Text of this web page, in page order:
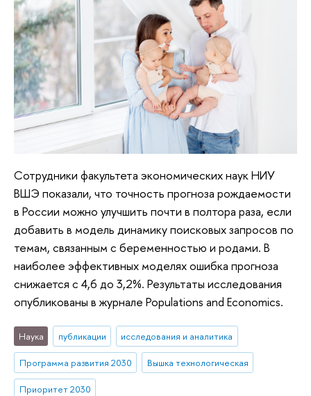
Сотрудники факультета экономических наук НИУ
ВШЭ показали, что точность прогноза рождаемости
в России можно улучшить почти в полтора раза, если
добавить в модель динамику поисковых запросов по
темам, связанным с беременностью и родами. В
наиболее эффективных моделях ошибка прогноза
снижается с 4,6 до 3,2%. Результаты исследования
опубликованы в журнале Populations and Economics.
Наука публикации исследования и аналитика
Программа развития 2030 Вышка технологическая
Приоритет 2030